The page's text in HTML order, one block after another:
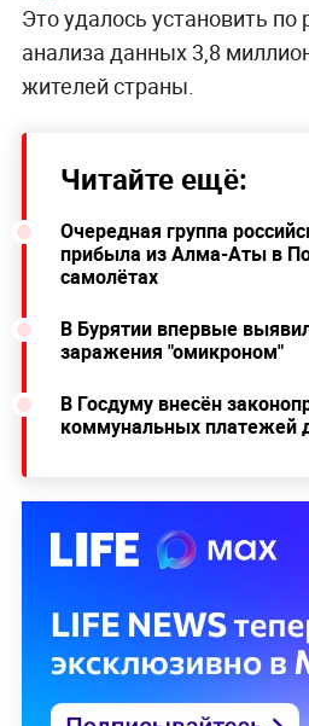
Это удалось установить по
анализа данных 3,8
жителей страны.
Читайте ещё:
Очередная группа
прибыла из Алма-Аты в
самолётах
В Бурятии впервые
заражения "омикроном"
В Госдуму внесён
коммунальных платежей